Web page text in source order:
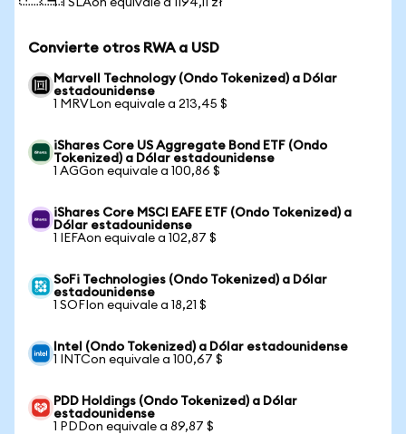
1 TSLAon equivale a 1194,11 zł
Convierte otros RWA a USD
Marvell Technology (Ondo Tokenized) a Dólar
estadounidense
1 MRVLon equivale a 213,45 $
iShares Core US Aggregate Bond ETF (Ondo
Tokenized) a Dólar estadounidense
1 AGGon equivale a 100,86 $
iShares Core MSCI EAFE ETF (Ondo Tokenized) a
Dólar estadounidense
1 IEFAon equivale a 102,87 $
SoFi Technologies (Ondo Tokenized) a Dólar
estadounidense
1 SOFIon equivale a 18,21 $
Intel (Ondo Tokenized) a Dólar estadounidense
1 INTCon equivale a 100,67 $
PDD Holdings (Ondo Tokenized) a Dólar
estadounidense
1 PDDon equivale a 89,87 $